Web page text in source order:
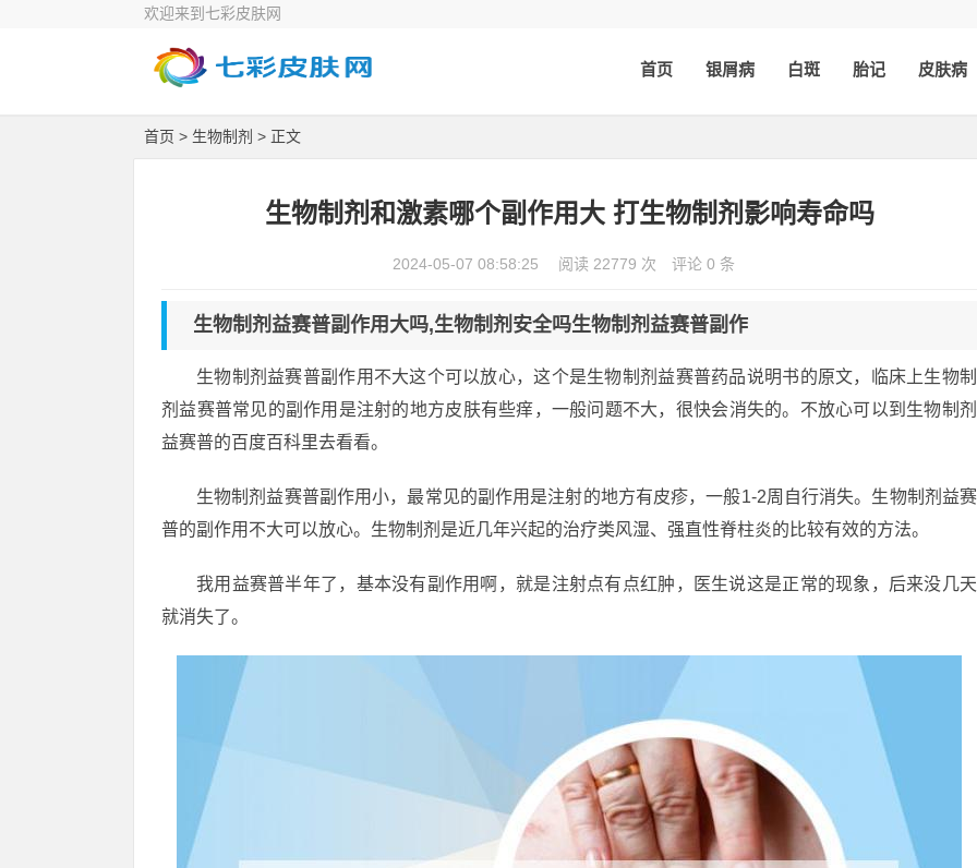
欢迎来到七彩皮肤网
首页 银屑病 白斑 胎记 皮肤病
首页 > 生物制剂 > 正文
生物制剂和激素哪个副作用大 打生物制剂影响寿命吗
2024-05-07 08:58:25 阅读 22779 次 评论 0 条
生物制剂益赛普副作用大吗,生物制剂安全吗生物制剂益赛普副作
生物制剂益赛普副作用不大这个可以放心，这个是生物制剂益赛普药品说明书的原文，临床上生物制
剂益赛普常见的副作用是注射的地方皮肤有些痒，一般问题不大，很快会消失的。不放心可以到生物制剂
益赛普的百度百科里去看看。
生物制剂益赛普副作用小，最常见的副作用是注射的地方有皮疹，一般1-2周自行消失。生物制剂益赛
普的副作用不大可以放心。生物制剂是近几年兴起的治疗类风湿、强直性脊柱炎的比较有效的方法。
我用益赛普半年了，基本没有副作用啊，就是注射点有点红肿，医生说这是正常的现象，后来没几天
就消失了。